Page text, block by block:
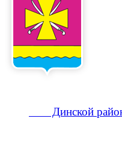
Динской